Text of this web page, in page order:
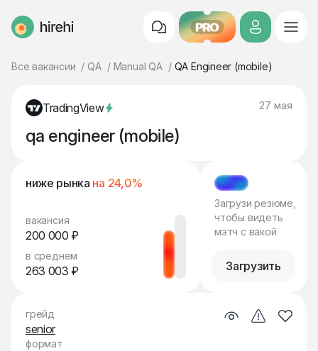
HireHi PRO
Все вакансии QA Manual QA QA Engineer (mobile)
TradingView 27 мая
qa engineer (mobile)
ниже рынка на 24,0%
вакансия
200 000 ₽
в среднем
263 003 ₽
МЭТЧ
Загрузи резюме,
чтобы видеть
мэтч с вакой
Загрузить
грейд
senior
формат